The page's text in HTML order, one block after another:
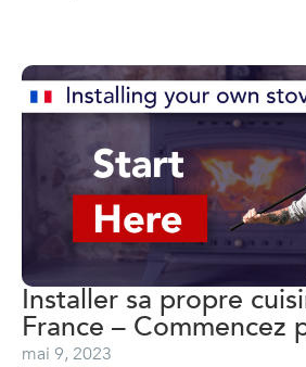
Installer sa propre
France – Commencez
mai 9, 2023